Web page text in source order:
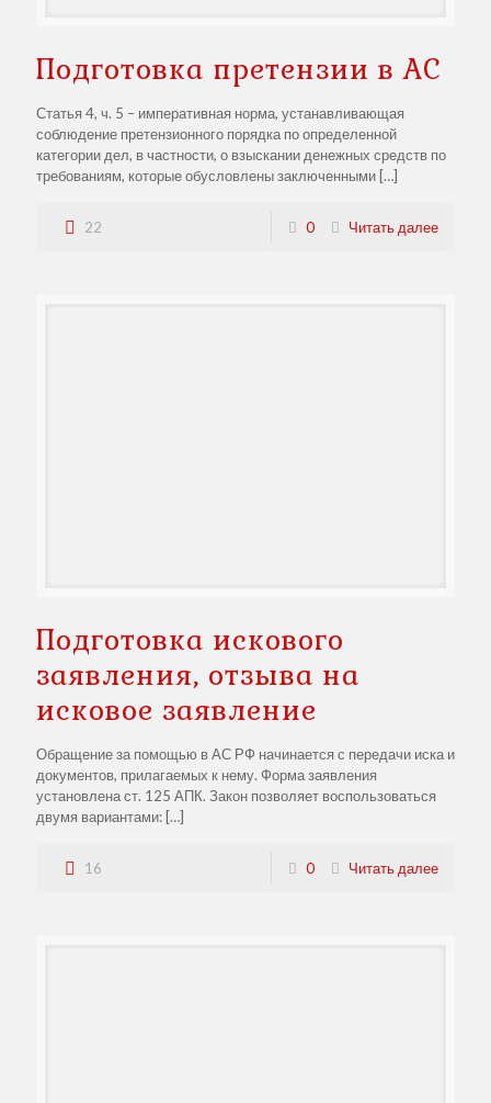
Подготовка претензии в АС
Статья 4, ч. 5 – императивная норма, устанавливающая
соблюдение претензионного порядка по определенной
категории дел, в частности, о взыскании денежных средств по
требованиям, которые обусловлены заключенными […]
22 0 Читать далее
Подготовка искового
заявления, отзыва на
исковое заявление
Обращение за помощью в АС РФ начинается с передачи иска и
документов, прилагаемых к нему. Форма заявления
установлена ст. 125 АПК. Закон позволяет воспользоваться
двумя вариантами: […]
16 0 Читать далее